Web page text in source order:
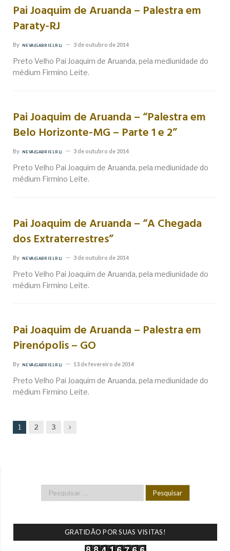
Pai Joaquim de Aruanda – Palestra em
Paraty-RJ
By NEVA (GABRIEL RL) 3 de outubro de 2014
Preto Velho Pai Joaquim de Aruanda, pela mediunidade do
médium Firmino Leite.
Pai Joaquim de Aruanda – “Palestra em
Belo Horizonte-MG – Parte 1 e 2”
By NEVA (GABRIEL RL) 3 de outubro de 2014
Preto Velho Pai Joaquim de Aruanda, pela mediunidade do
médium Firmino Leite.
Pai Joaquim de Aruanda – “A Chegada
dos Extraterrestres”
By NEVA (GABRIEL RL) 3 de outubro de 2014
Preto Velho Pai Joaquim de Aruanda, pela mediunidade do
médium Firmino Leite.
Pai Joaquim de Aruanda – Palestra em
Pirenópolis – GO
By NEVA (GABRIEL RL) 13 de fevereiro de 2014
Preto Velho Pai Joaquim de Aruanda, pela mediunidade do
médium Firmino Leite.
1 2 3 Next
GRATIDÃO POR SUAS VISITAS!